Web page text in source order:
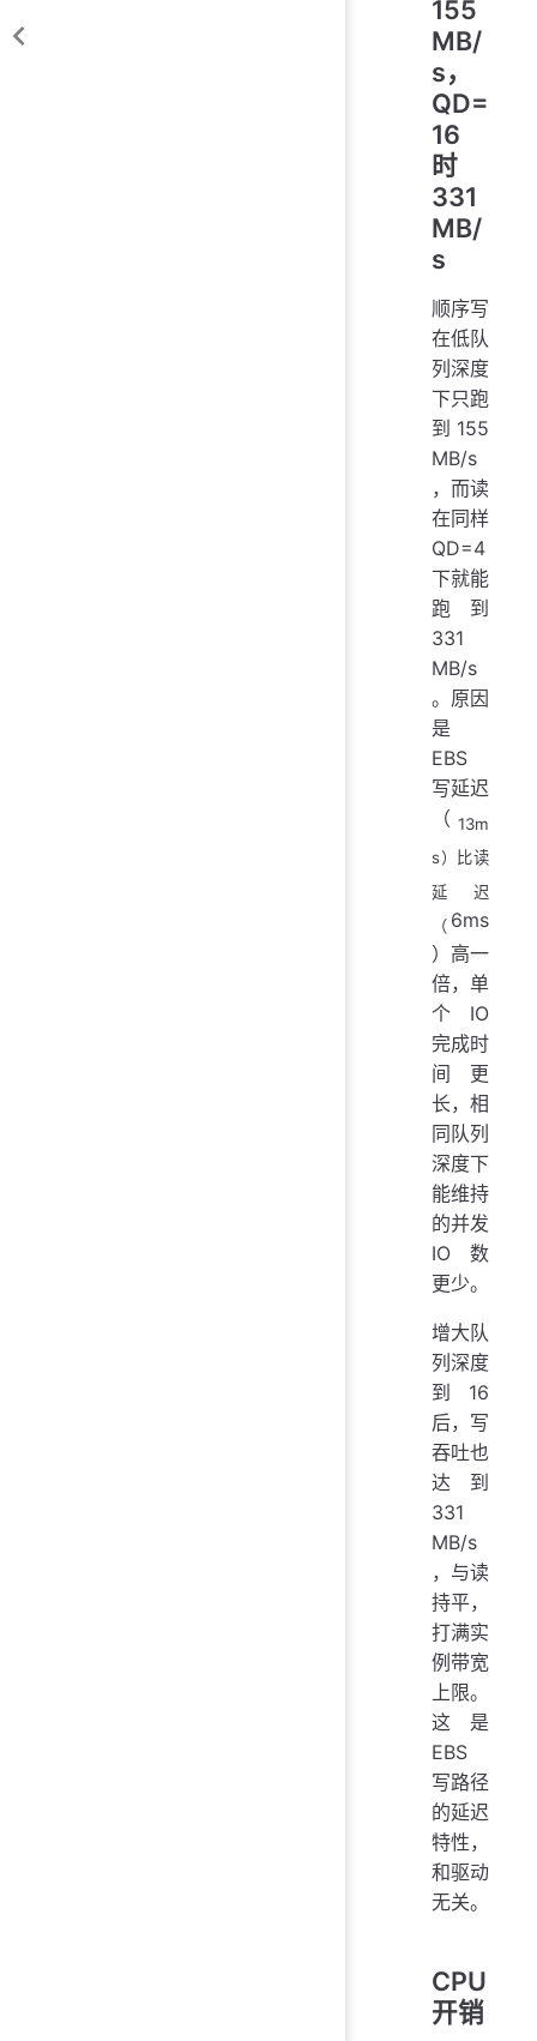
155
MB/
s，
QD=
16
时
331
MB/
s
顺序写
在低队
列深度
下只跑
到 155
MB/s
，而读
在同样
QD=4
下就能
跑到
331
MB/s
。原因
是
EBS
写延迟
（ 13m
s）比读
延迟
（ 6ms
）高一
倍，单
个 IO
完成时
间更
长，相
同队列
深度下
能维持
的并发
IO 数
更少。
增大队
列深度
到 16
后，写
吞吐也
达到
331
MB/s
，与读
持平，
打满实
例带宽
上限。
这是
EBS
写路径
的延迟
特性，
和驱动
无关。
CPU
开销